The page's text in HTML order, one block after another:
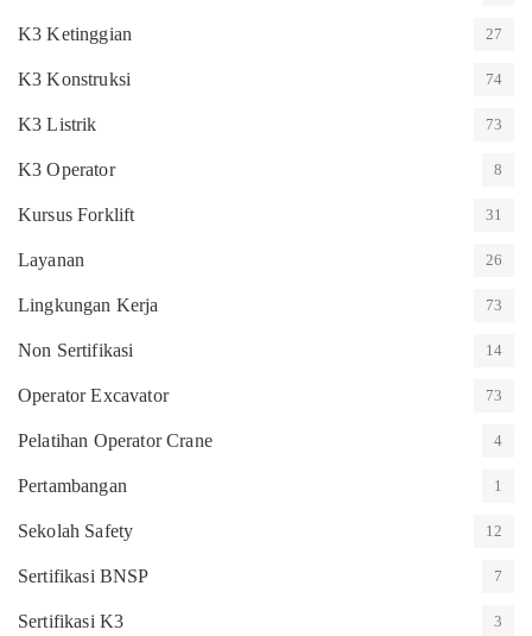
K3 Ketinggian 27
K3 Konstruksi 74
K3 Listrik 73
K3 Operator 8
Kursus Forklift 31
Layanan 26
Lingkungan Kerja 73
Non Sertifikasi 14
Operator Excavator 73
Pelatihan Operator Crane 4
Pertambangan 1
Sekolah Safety 12
Sertifikasi BNSP 7
Sertifikasi K3 3